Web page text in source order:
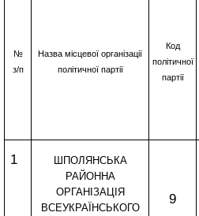
№
з/п
Назва місцевої організації
політичної партії
Код
політичної
партії
1
ШПОЛЯНСЬКА
РАЙОННА
ОРГАНІЗАЦІЯ
ВСЕУКРАЇНСЬКОГО
9